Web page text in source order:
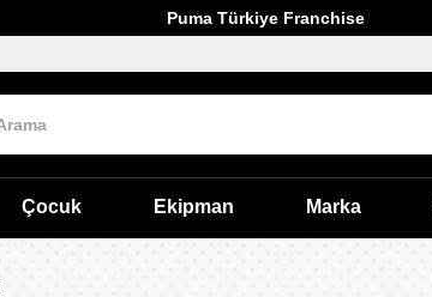
Puma Türkiye Franchise
Çocuk Ekipman Marka